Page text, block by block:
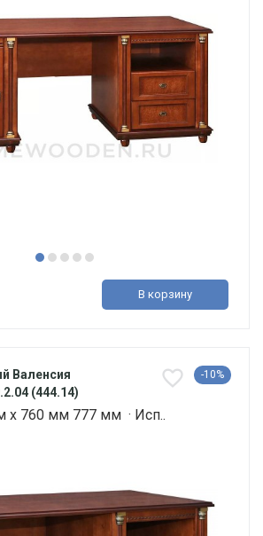
В корзину
Валенсия
(444.14)
-10%
х 760 мм 777 мм · Исп..